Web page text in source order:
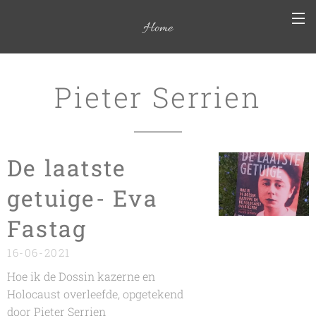
Home
Pieter Serrien
De laatste
getuige- Eva
Fastag
16-06-2021
Hoe ik de Dossin kazerne en
Holocaust overleefde, opgetekend
door Pieter Serrien